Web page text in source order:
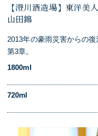
【澄川酒造場】東洋
山田錦
2013年の豪雨災害からの
第3章。
1800ml
720ml